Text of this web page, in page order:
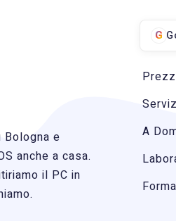
G
Bologna e
anche a casa.
il PC in
A